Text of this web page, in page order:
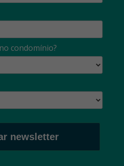
condomínio?
newsletter